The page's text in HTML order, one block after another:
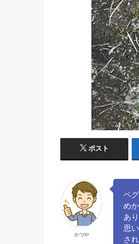
ポスト
かつや
ペ
め
あ
思
さ